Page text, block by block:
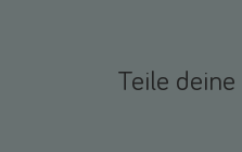
Teile